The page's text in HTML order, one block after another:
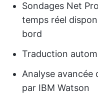
Sondages Net
temps réel
bord
Traduction
Analyse avancée
par IBM Watson